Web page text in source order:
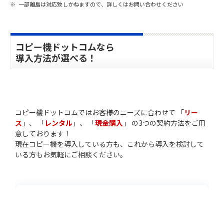
一部離島は対応致しかねますので、詳しくはお問い合わせください
コピー機ドットコムなら
導入方法が選べる！
コピー機ドットコムではお客様のニーズに合わせて 「リー
ス 」、 「レンタル 」、 「現金購入 」 の3つの契約方法をご用
意しております！
現在コピー機を導入している方も、これから導入を検討して
いる方もお気軽にご相談ください。